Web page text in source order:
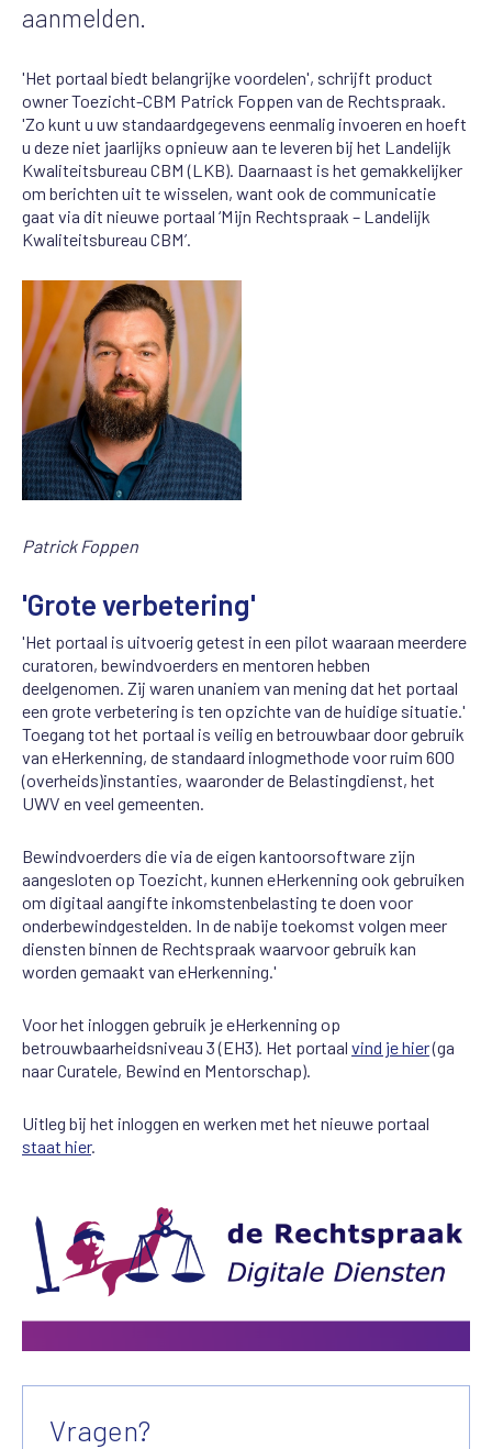
aanmelden.
'Het portaal biedt belangrijke voordelen', schrijft product
owner Toezicht-CBM Patrick Foppen van de Rechtspraak.
'Zo kunt u uw standaardgegevens eenmalig invoeren en hoeft
u deze niet jaarlijks opnieuw aan te leveren bij het Landelijk
Kwaliteitsbureau CBM (LKB). Daarnaast is het gemakkelijker
om berichten uit te wisselen, want ook de communicatie
gaat via dit nieuwe portaal ‘Mijn Rechtspraak – Landelijk
Kwaliteitsbureau CBM’.
Patrick Foppen
'Grote verbetering'
'Het portaal is uitvoerig getest in een pilot waaraan meerdere
curatoren, bewindvoerders en mentoren hebben
deelgenomen. Zij waren unaniem van mening dat het portaal
een grote verbetering is ten opzichte van de huidige situatie.'
Toegang tot het portaal is veilig en betrouwbaar door gebruik
van eHerkenning, de standaard inlogmethode voor ruim 600
(overheids)instanties, waaronder de Belastingdienst, het
UWV en veel gemeenten.
Bewindvoerders die via de eigen kantoorsoftware zijn
aangesloten op Toezicht, kunnen eHerkenning ook gebruiken
om digitaal aangifte inkomstenbelasting te doen voor
onderbewindgestelden. In de nabije toekomst volgen meer
diensten binnen de Rechtspraak waarvoor gebruik kan
worden gemaakt van eHerkenning.'
Voor het inloggen gebruik je eHerkenning op
betrouwbaarheidsniveau 3 (EH3). Het portaal vind je hier(ga
naar Curatele, Bewind en Mentorschap).
Uitleg bij het inloggen en werken met het nieuwe portaal
staat hier.
Vragen?